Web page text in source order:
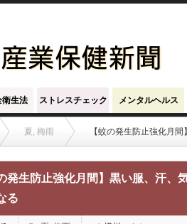
衛生法 ストレスチェック メンタルヘルス
夏 , 梅雨 【蚊の発生防止強化月
発生防止強化月間】黒い服、汗
る